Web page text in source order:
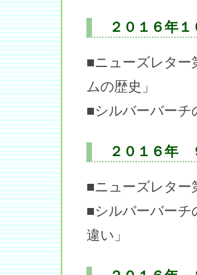
２０１６年
■ニューズレター
ムの歴史」
■シルバーバー
２０１６年
■ニューズレター
■シルバーバー
違い」